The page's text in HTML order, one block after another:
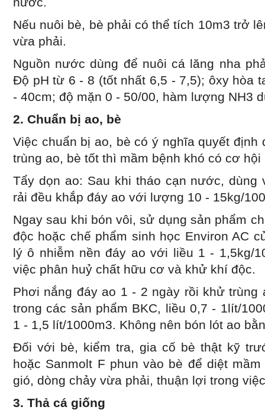
Nếu nuôi bè, bè phải có thể tích 10m3 trở
vừa phải.
Nguồn nước dùng để nuôi cá lăng nha
Độ pH từ 6 - 8 (tốt nhất 6,5 - 7,5); ôxy hòa
- 40cm; độ mặn 0 - 50/00, hàm lượng NH3
2. Chuẩn bị ao, bè
Việc chuẩn bị ao, bè có ý nghĩa quyết định
trùng ao, bè tốt thì mầm bệnh khó có cơ hội
Tẩy dọn ao: Sau khi tháo cạn nước, dùng
rải đều khắp đáy ao với lượng 10 - 15kg/
Ngay sau khi bón vôi, sử dụng sản phẩm
độc hoặc chế phẩm sinh học Environ AC
lý ô nhiễm nền đáy ao với liều 1 - 1,5kg/
việc phân huỷ chất hữu cơ và khử khí độc.
Phơi nắng đáy ao 1 - 2 ngày rồi khử trùng
trong các sản phẩm BKC, liều 0,7 - 1lít/
1 - 1,5 lít/1000m3. Không nên bón lót ao
Đối với bè, kiểm tra, gia cố bè thật kỹ
hoặc Sanmolt F phun vào bè để diệt
gió, dòng chảy vừa phải, thuận lợi trong
3. Thả cá giống